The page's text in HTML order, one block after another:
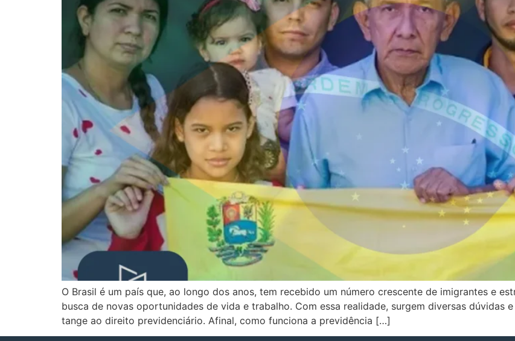
O Brasil é um país que, ao longo dos anos, tem recebido um número crescente de imigrantes e
busca de novas oportunidades de vida e trabalho. Com essa realidade, surgem diversas dúvidas
tange ao direito previdenciário. Afinal, como funciona a previdência […]